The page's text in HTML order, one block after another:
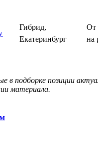
Гибрид,
Екатеринбург
От
на
в подборке позиции
материала.